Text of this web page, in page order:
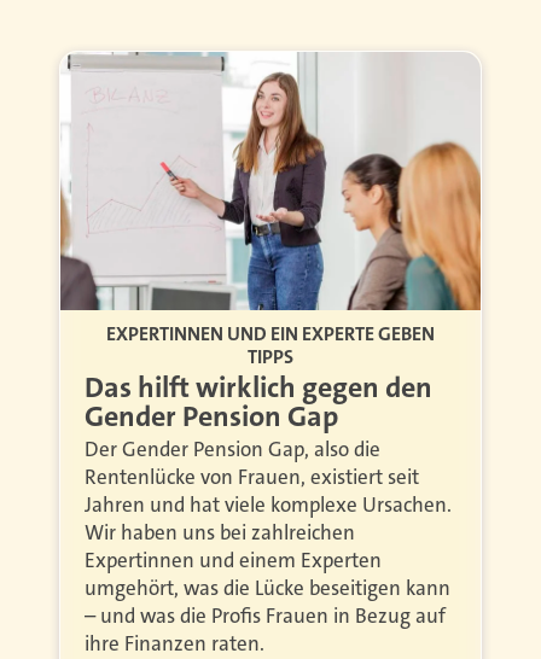
EXPERTINNEN UND EIN EXPERTE GEBEN
TIPPS
Das hilft wirklich gegen den
Gender Pension Gap
Der Gender Pension Gap, also die
Rentenlücke von Frauen, existiert seit
Jahren und hat viele komplexe Ursachen.
Wir haben uns bei zahlreichen
Expertinnen und einem Experten
umgehört, was die Lücke beseitigen kann
– und was die Profis Frauen in Bezug auf
ihre Finanzen raten.